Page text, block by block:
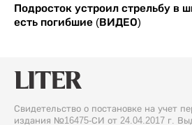
Подросток устроил стрельбу в
есть погибшие (ВИДЕО)
Свидетельство о постановке на учет
издания №16475-СИ от 24.04.2017 г.